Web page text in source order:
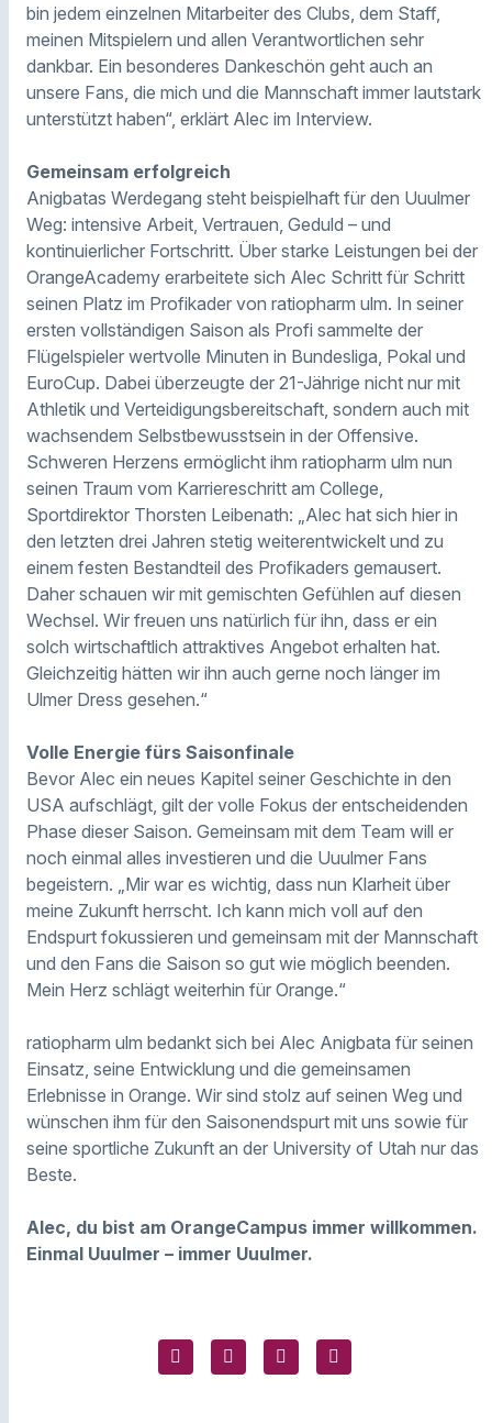
bin jedem einzelnen Mitarbeiter des Clubs, dem Staff,
meinen Mitspielern und allen Verantwortlichen sehr
dankbar. Ein besonderes Dankeschön geht auch an
unsere Fans, die mich und die Mannschaft immer lautstark
unterstützt haben“, erklärt Alec im Interview.
Gemeinsam erfolgreich
Anigbatas Werdegang steht beispielhaft für den Uuulmer
Weg: intensive Arbeit, Vertrauen, Geduld – und
kontinuierlicher Fortschritt. Über starke Leistungen bei der
OrangeAcademy erarbeitete sich Alec Schritt für Schritt
seinen Platz im Profikader von ratiopharm ulm. In seiner
ersten vollständigen Saison als Profi sammelte der
Flügelspieler wertvolle Minuten in Bundesliga, Pokal und
EuroCup. Dabei überzeugte der 21-Jährige nicht nur mit
Athletik und Verteidigungsbereitschaft, sondern auch mit
wachsendem Selbstbewusstsein in der Offensive.
Schweren Herzens ermöglicht ihm ratiopharm ulm nun
seinen Traum vom Karriereschritt am College,
Sportdirektor Thorsten Leibenath: „Alec hat sich hier in
den letzten drei Jahren stetig weiterentwickelt und zu
einem festen Bestandteil des Profikaders gemausert.
Daher schauen wir mit gemischten Gefühlen auf diesen
Wechsel. Wir freuen uns natürlich für ihn, dass er ein
solch wirtschaftlich attraktives Angebot erhalten hat.
Gleichzeitig hätten wir ihn auch gerne noch länger im
Ulmer Dress gesehen.“
Volle Energie fürs Saisonfinale
Bevor Alec ein neues Kapitel seiner Geschichte in den
USA aufschlägt, gilt der volle Fokus der entscheidenden
Phase dieser Saison. Gemeinsam mit dem Team will er
noch einmal alles investieren und die Uuulmer Fans
begeistern. „Mir war es wichtig, dass nun Klarheit über
meine Zukunft herrscht. Ich kann mich voll auf den
Endspurt fokussieren und gemeinsam mit der Mannschaft
und den Fans die Saison so gut wie möglich beenden.
Mein Herz schlägt weiterhin für Orange.“
ratiopharm ulm bedankt sich bei Alec Anigbata für seinen
Einsatz, seine Entwicklung und die gemeinsamen
Erlebnisse in Orange. Wir sind stolz auf seinen Weg und
wünschen ihm für den Saisonendspurt mit uns sowie für
seine sportliche Zukunft an der University of Utah nur das
Beste.
Alec, du bist am OrangeCampus immer willkommen.
Einmal Uuulmer – immer Uuulmer.